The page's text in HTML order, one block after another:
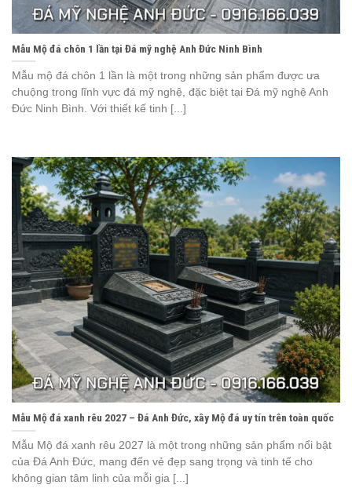
Mẫu Mộ đá chôn 1 lần tại Đá mỹ nghệ Anh Đức Ninh Bình
Mẫu mộ đá chôn 1 lần là một trong những sản phẩm được ưa
chuộng trong lĩnh vực đá mỹ nghệ, đặc biệt tại Đá mỹ nghệ Anh
Đức Ninh Bình. Với thiết kế tinh [...]
Mẫu Mộ đá xanh rêu 2027 – Đá Anh Đức, xây Mộ đá uy tín trên toàn quốc
Mẫu Mộ đá xanh rêu 2027 là một trong những sản phẩm nổi bật
của Đá Anh Đức, mang đến vẻ đẹp sang trọng và tinh tế cho
không gian tâm linh của mỗi gia [...]